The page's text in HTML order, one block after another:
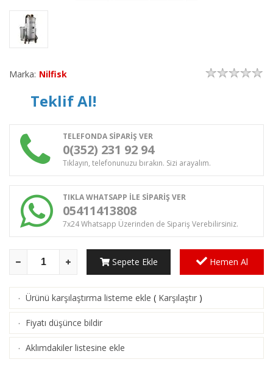
Marka: Nilfisk
Teklif Al!
TELEFONDA SİPARİŞ VER
0(352) 231 92 94
Tıklayın, telefonunuzu bırakın. Sizi arayalım.
TIKLA WHATSAPP İLE SİPARİŞ VER
05411413808
7x24 Whatsapp Üzerinden de Sipariş Verebilirsiniz.
Sepete Ekle Hemen Al
· Ürünü karşılaştırma listeme ekle ( Karşılaştır )
· Fiyatı düşünce bildir
· Aklımdakiler listesine ekle